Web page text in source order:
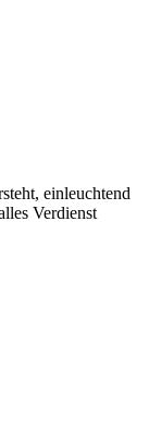
einleuchtend
Verdienst